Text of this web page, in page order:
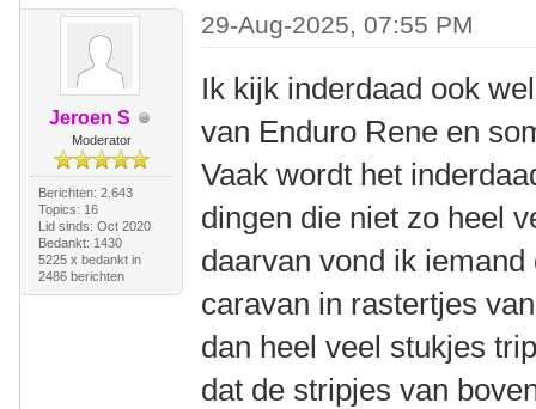
Jeroen S
Moderator
Berichten: 2.643
Topics: 16
Lid sinds: Oct 2020
Bedankt: 1430
5225 x bedankt in
2486 berichten
29-Aug-2025, 07:55 PM
Ik kijk inderdaad ook
van Enduro Rene en
Vaak wordt het
dingen die niet zo heel
daarvan vond ik
caravan in rastertjes
dan heel veel stukjes
dat de stripjes van